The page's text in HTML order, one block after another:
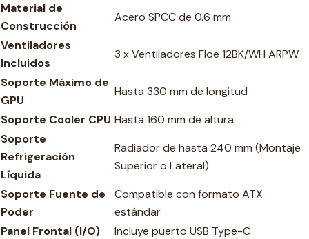
Material de
Construcción
Acero SPCC de 0.6 mm
Ventiladores
Incluidos
3 x Ventiladores Floe 12BK/WH ARPW
Soporte Máximo de
GPU
Hasta 330 mm de longitud
Soporte Cooler CPU Hasta 160 mm de altura
Soporte
Refrigeración
Líquida
Radiador de hasta 240 mm (Montaje
Superior o Lateral)
Soporte Fuente de
Poder
Compatible con formato ATX
estándar
Panel Frontal (I/O)
Incluye puerto USB Type-C